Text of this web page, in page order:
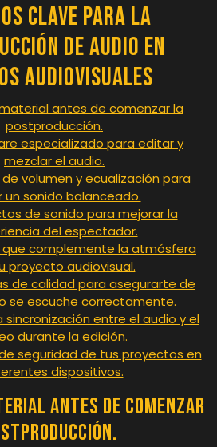
Clave para la
de Audio en
Audiovisuales
antes de comenzar la
postproducción.
especializado para editar y
mezclar el audio.
volumen y ecualización para
un sonido balanceado.
de sonido para mejorar la
del espectador.
que complemente la atmósfera
proyecto audiovisual.
de calidad para asegurarte de
se escuche correctamente.
sincronización entre el audio y el
durante la edición.
seguridad de tus proyectos en
dispositivos.
antes de comenzar